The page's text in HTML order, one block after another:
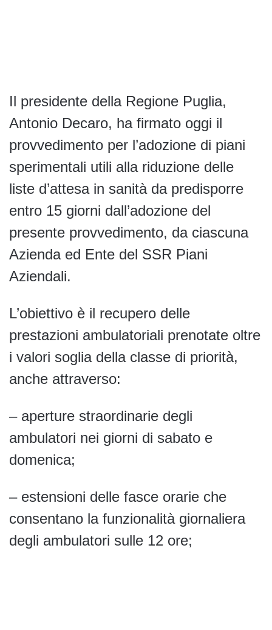
Il presidente della Regione Puglia,
Antonio Decaro, ha firmato oggi il
provvedimento per l’adozione di piani
sperimentali utili alla riduzione delle
liste d’attesa in sanità da predisporre
entro 15 giorni dall’adozione del
presente provvedimento, da ciascuna
Azienda ed Ente del SSR Piani
Aziendali.
L’obiettivo è il recupero delle
prestazioni ambulatoriali prenotate oltre
i valori soglia della classe di priorità,
anche attraverso:
– aperture straordinarie degli
ambulatori nei giorni di sabato e
domenica;
– estensioni delle fasce orarie che
consentano la funzionalità giornaliera
degli ambulatori sulle 12 ore;